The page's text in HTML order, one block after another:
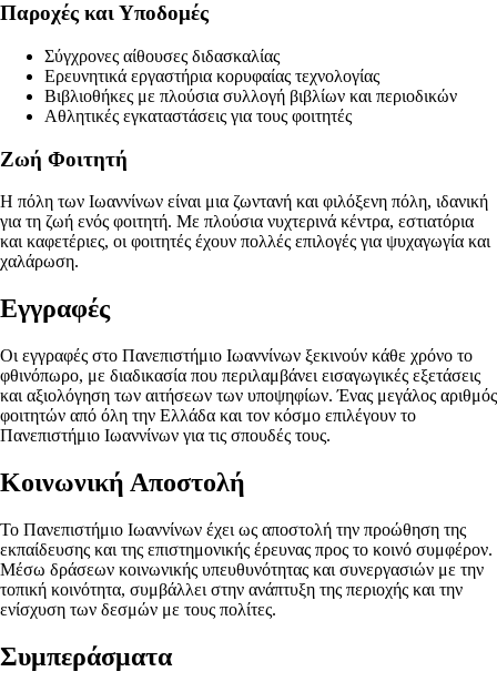
Παροχές και Υποδομές
Σύγχρονες αίθουσες διδασκαλίας
Ερευνητικά εργαστήρια κορυφαίας τεχνολογίας
Βιβλιοθήκες με πλούσια συλλογή βιβλίων και περιοδικών
Αθλητικές εγκαταστάσεις για τους φοιτητές
Ζωή Φοιτητή
Η πόλη των Ιωαννίνων είναι μια ζωντανή και φιλόξενη πόλη, ιδανική
για τη ζωή ενός φοιτητή. Με πλούσια νυχτερινά κέντρα, εστιατόρια
και καφετέριες, οι φοιτητές έχουν πολλές επιλογές για ψυχαγωγία και
χαλάρωση.
Εγγραφές
Οι εγγραφές στο Πανεπιστήμιο Ιωαννίνων ξεκινούν κάθε χρόνο το
φθινόπωρο, με διαδικασία που περιλαμβάνει εισαγωγικές εξετάσεις
και αξιολόγηση των αιτήσεων των υποψηφίων. Ένας μεγάλος αριθμός
φοιτητών από όλη την Ελλάδα και τον κόσμο επιλέγουν το
Πανεπιστήμιο Ιωαννίνων για τις σπουδές τους.
Κοινωνική Αποστολή
Το Πανεπιστήμιο Ιωαννίνων έχει ως αποστολή την προώθηση της
εκπαίδευσης και της επιστημονικής έρευνας προς το κοινό συμφέρον.
Μέσω δράσεων κοινωνικής υπευθυνότητας και συνεργασιών με την
τοπική κοινότητα, συμβάλλει στην ανάπτυξη της περιοχής και την
ενίσχυση των δεσμών με τους πολίτες.
Συμπεράσματα